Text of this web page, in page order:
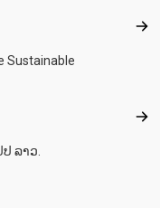
ແຫຼ່
Sustainable
ວຽ
ລາວ.